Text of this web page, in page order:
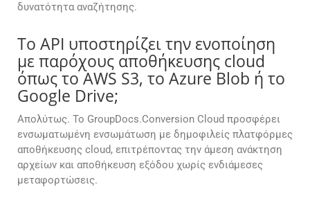
δυνατότητα αναζήτησης.
Το API υποστηρίζει την ενοποίηση
με παρόχους αποθήκευσης cloud
όπως το AWS S3, το Azure Blob ή το
Google Drive;
Απολύτως. Το GroupDocs.Conversion Cloud προσφέρει
ενσωματωμένη ενσωμάτωση με δημοφιλείς πλατφόρμες
αποθήκευσης cloud, επιτρέποντας την άμεση ανάκτηση
αρχείων και αποθήκευση εξόδου χωρίς ενδιάμεσες
μεταφορτώσεις.